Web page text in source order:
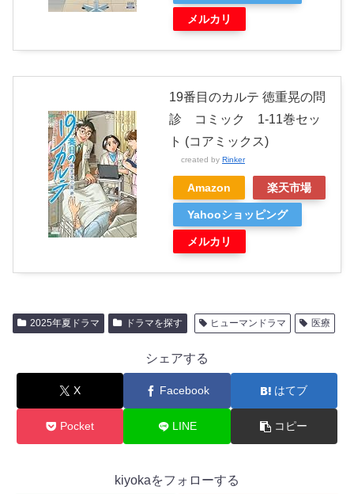
メルカリ
19番目のカルテ 徳重晃の問
診 コミック 1-11巻セッ
ト (コアミックス)
created by Rinker
Amazon 楽天市場
Yahooショッピング
メルカリ
2025年夏ドラマ ドラマを探す ヒューマンドラマ 医療
シェアする
X Facebook はてブ
Pocket LINE コピー
kiyokaをフォローする